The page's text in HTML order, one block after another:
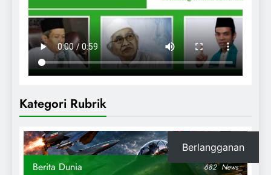
Kategori Rubrik
Berita Dunia 682 News
Berlangganan